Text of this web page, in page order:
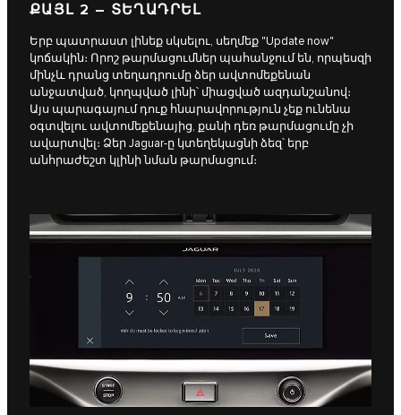
ՔԱՅԼ 2 – ՏԵՂԱԴՐԵԼ
Երբ պատրաստ լինեք սկսելու, սեղմեք "Update now"
կոճակին։ Որոշ թարմացումներ պահանջում են, որպեսզի
մինչև դրանց տեղադրումը ձեր ավտոմեքենան
անջատված, կողպված լինի՝ միացված ազդանշանով։
Այս պարագայում դուք հնարավորություն չեք ունենա
օգտվելու ավտոմեքենայից, քանի դեռ թարմացումը չի
ավարտվել։ Ձեր Jaguar-ը կտեղեկացնի ձեզ՝ երբ
անհրաժեշտ կլինի նման թարմացում։